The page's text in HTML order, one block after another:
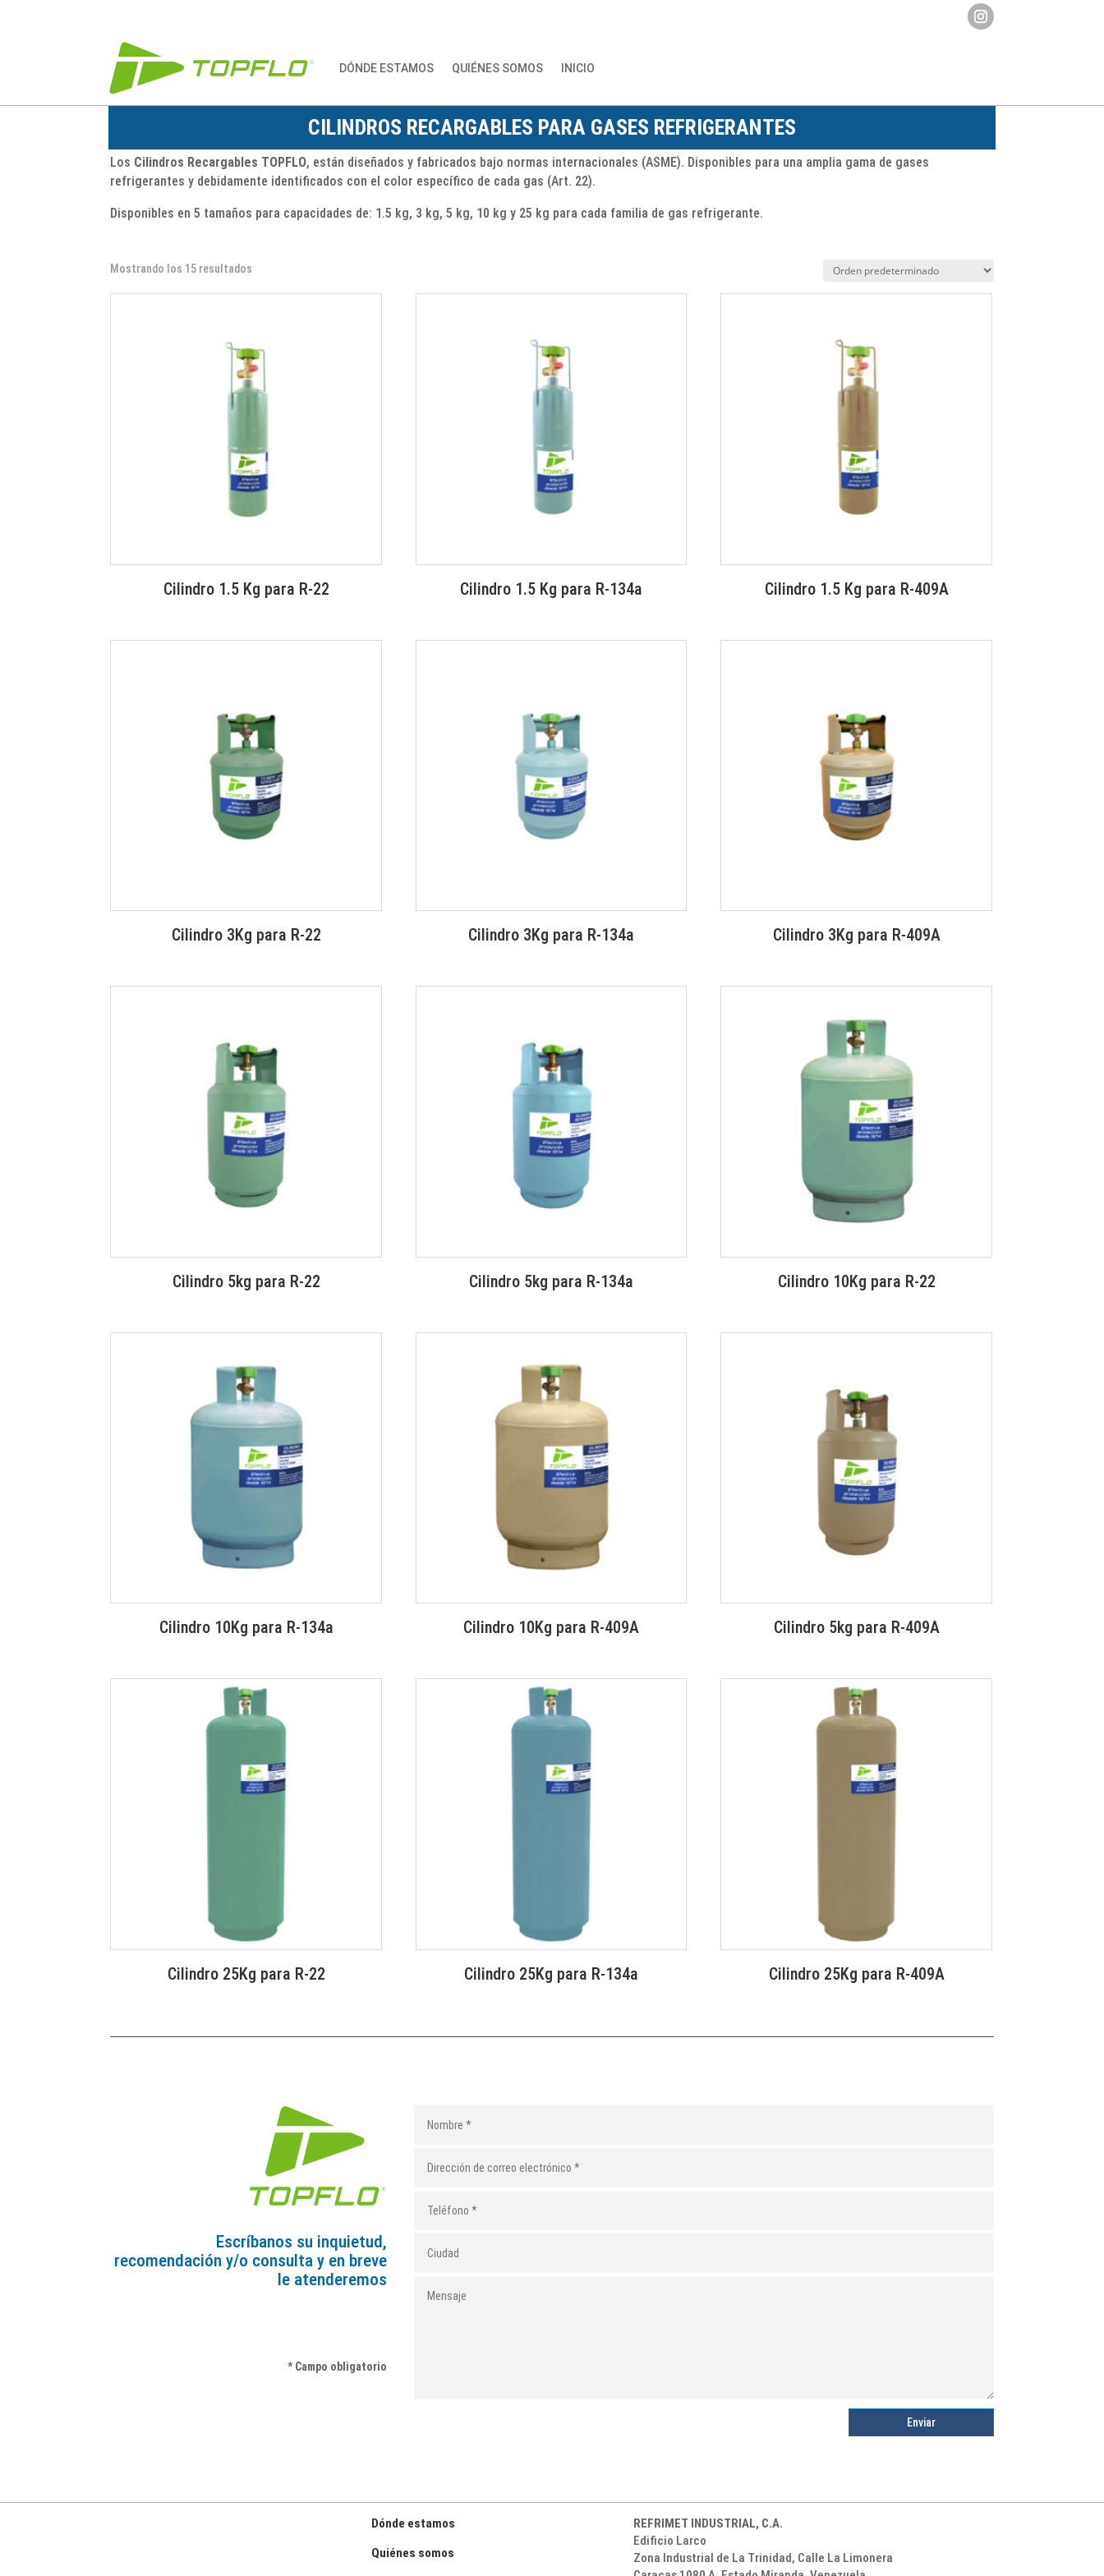
DÓNDE ESTAMOS QUIÉNES SOMOS INICIO
CILINDROS RECARGABLES PARA GASES REFRIGERANTES
Los Cilindros Recargables TOPFLO, están diseñados y fabricados bajo normas internacionales (ASME). Disponibles para una amplia gama de gases
refrigerantes y debidamente identificados con el color específico de cada gas (Art. 22).
Disponibles en 5 tamaños para capacidades de: 1.5 kg, 3 kg, 5 kg, 10 kg y 25 kg para cada familia de gas refrigerante.
Mostrando los 15 resultados
Cilindro 1.5 Kg para R-22 Cilindro 1.5 Kg para R-134a Cilindro 1.5 Kg para R-409A
Cilindro 3Kg para R-22 Cilindro 3Kg para R-134a Cilindro 3Kg para R-409A
Cilindro 5kg para R-22 Cilindro 5kg para R-134a Cilindro 10Kg para R-22
Cilindro 10Kg para R-134a Cilindro 10Kg para R-409A Cilindro 5kg para R-409A
Cilindro 25Kg para R-22 Cilindro 25Kg para R-134a Cilindro 25Kg para R-409A
Escríbanos su inquietud,
recomendación y/o consulta y en breve
le atenderemos
* Campo obligatorio
Enviar
Dónde estamos
Quiénes somos
REFRIMET INDUSTRIAL, C.A.
Edificio Larco
Zona Industrial de La Trinidad, Calle La Limonera